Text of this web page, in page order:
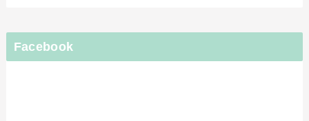
Facebook